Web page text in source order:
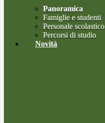
Panoramica
Famiglie e studenti
Personale scolastico
Percorsi di studio
Novità